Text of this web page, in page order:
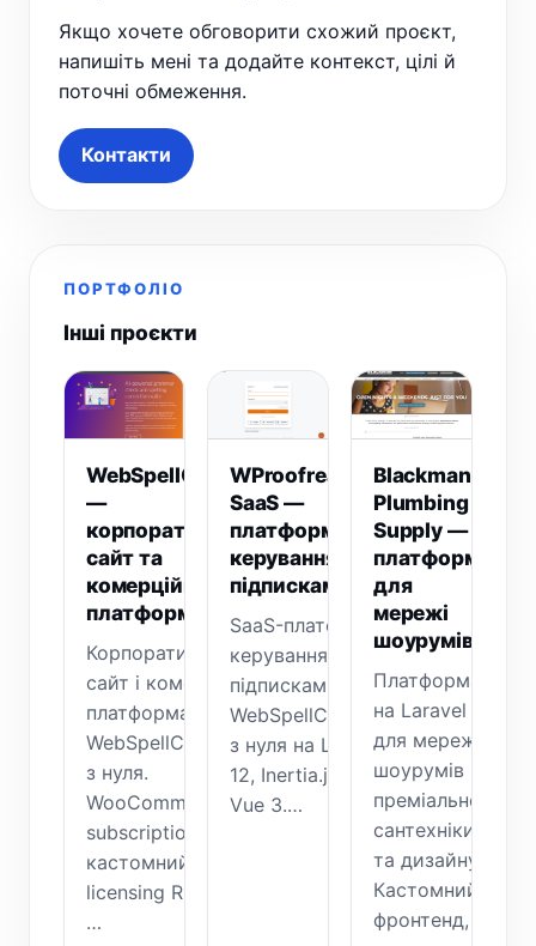
Якщо хочете обговорити схожий проєкт,
напишіть мені та додайте контекст, цілі й
поточні обмеження.
Контакти
ПОРТФОЛІО
Інші проєкти
WebSpellChecker
—
корпоративний
сайт та
комерційна
платформа
Корпоративний
сайт і комерційна
платформа
WebSpellChecker,
з нуля.
WooCommerce
subscriptions,
кастомний
licensing REST API,
…
WProofreader
SaaS —
платформа
керування
підписками
SaaS-платформа
керування
підписками для
WebSpellChecker,
з нуля на Laravel
12, Inertia.js та
Vue 3.…
Blackman
Plumbing
Supply —
платформа
для
мережі
шоурумів
Платформа
на Laravel
для мережі
шоурумів
преміальної
сантехніки
та дизайну.
Кастомний
фронтенд,